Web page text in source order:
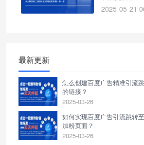
案。它有效解
2025-05-21
最新更新
怎么创建百度广告精准引流
的链接？
2025-03-26
如何实现百度广告引流跳转
加粉页面？
2025-03-26